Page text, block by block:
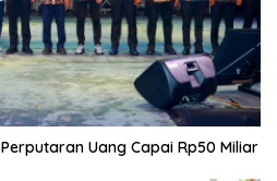
Uang Capai Rp50 Miliar